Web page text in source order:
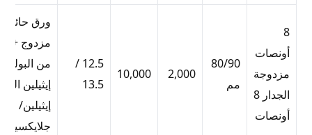
8
أونصات
مزدوجة
الجدار 8
أونصات
80/90
مم
2,000
10,000
12.5 /
13.5
ورق حائط
مزدوج +
من البولي
إيثيلين
إيثيلين/